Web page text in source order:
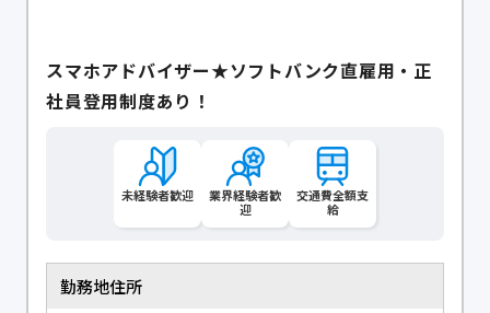
スマホアドバイザー★ソフトバンク直雇用・正
社員登用制度あり！
未経験者歓迎
業界経験者歓
迎
交通費全額支
給
勤務地住所